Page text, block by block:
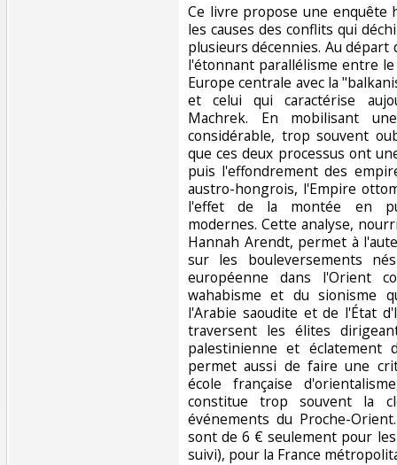
‎Ce livre propose une
les causes des conflits qui
plusieurs décennies. Au
l'étonnant parallélisme entre
Europe centrale avec la
et celui qui caractérise
Machrek. En mobilisant
considérable, trop souvent
que ces deux processus ont
puis l'effondrement des
austro-hongrois, l'Empire
l'effet de la montée en
modernes. Cette analyse,
Hannah Arendt, permet à
sur les bouleversements
européenne dans l'Orient
wahabisme et du sionisme
l'Arabie saoudite et de l'État
traversent les élites
palestinienne et éclatement
permet aussi de faire une
école française
constitue trop souvent la
événements du Proche-
sont de 6 € seulement pour
suivi), pour la France